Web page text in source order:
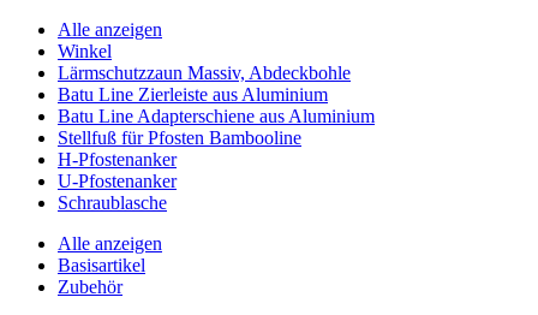
Alle anzeigen
Winkel
Lärmschutzzaun Massiv, Abdeckbohle
Batu Line Zierleiste aus Aluminium
Batu Line Adapterschiene aus Aluminium
Stellfuß für Pfosten Bambooline
H-Pfostenanker
U-Pfostenanker
Schraublasche
Alle anzeigen
Basisartikel
Zubehör